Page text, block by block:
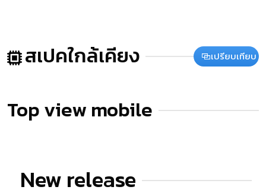
สเปคใกล้เคียง เปรียบเทียบ
Top view mobile
New release